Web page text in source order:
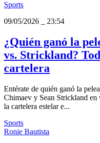
Sports
09/05/2026
23:54
¿Quién ganó la
vs. Strickland?
cartelera
Entérate de quién ganó la
Chimaev y Sean Strickland
la cartelera estelar e...
Sports
Ronie Bautista